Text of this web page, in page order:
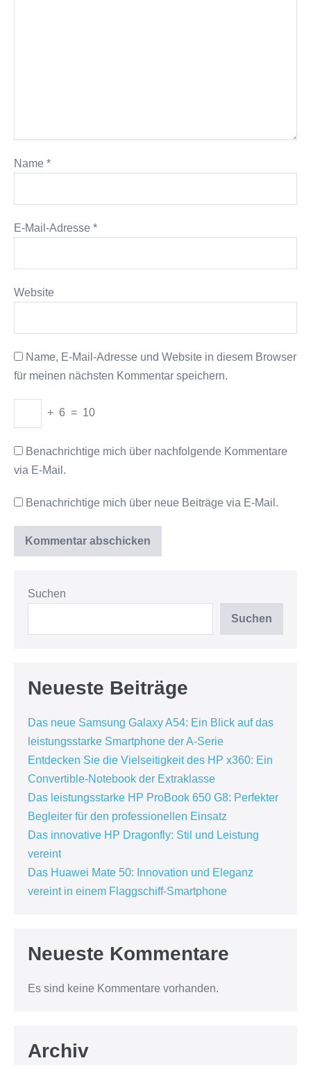
Name *
E-Mail-Adresse *
Website
Name, E-Mail-Adresse und Website in diesem Browser
für meinen nächsten Kommentar speichern.
+ 6 = 10
Benachrichtige mich über nachfolgende Kommentare
via E-Mail.
Benachrichtige mich über neue Beiträge via E-Mail.
Suchen
Suchen
Neueste Beiträge
Das neue Samsung Galaxy A54: Ein Blick auf das
leistungsstarke Smartphone der A-Serie
Entdecken Sie die Vielseitigkeit des HP x360: Ein
Convertible-Notebook der Extraklasse
Das leistungsstarke HP ProBook 650 G8: Perfekter
Begleiter für den professionellen Einsatz
Das innovative HP Dragonfly: Stil und Leistung
vereint
Das Huawei Mate 50: Innovation und Eleganz
vereint in einem Flaggschiff-Smartphone
Neueste Kommentare
Es sind keine Kommentare vorhanden.
Archiv